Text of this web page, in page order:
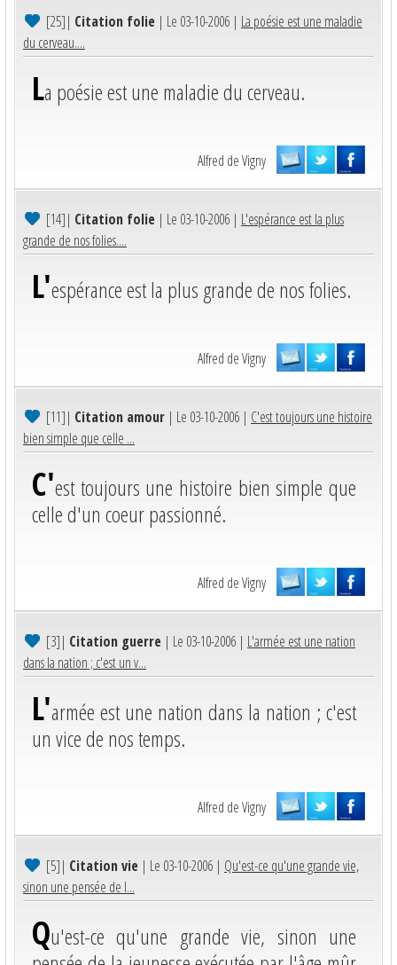
[25]| Citation folie | Le 03-10-2006 | La poésie est une maladie
du cerveau....
La poésie est une maladie du cerveau.
Alfred de Vigny
[14]| Citation folie | Le 03-10-2006 | L'espérance est la plus
grande de nos folies....
L'espérance est la plus grande de nos folies.
Alfred de Vigny
[11]| Citation amour | Le 03-10-2006 | C'est toujours une histoire
bien simple que celle ...
C'est toujours une histoire bien simple que
celle d'un coeur passionné.
Alfred de Vigny
[3]| Citation guerre | Le 03-10-2006 | L'armée est une nation
dans la nation ; c'est un v...
L'armée est une nation dans la nation ; c'est
un vice de nos temps.
Alfred de Vigny
[5]| Citation vie | Le 03-10-2006 | Qu'est-ce qu'une grande vie,
sinon une pensée de l...
Qu'est-ce qu'une grande vie, sinon une